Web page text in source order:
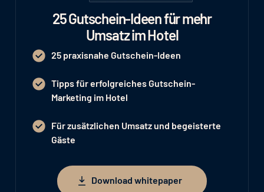
25 Gutschein-Ideen für mehr
Umsatz im Hotel
25 praxisnahe Gutschein-Ideen
Tipps für erfolgreiches Gutschein-
Marketing im Hotel
Für zusätzlichen Umsatz und begeisterte
Gäste
Download whitepaper
Download whitepaper